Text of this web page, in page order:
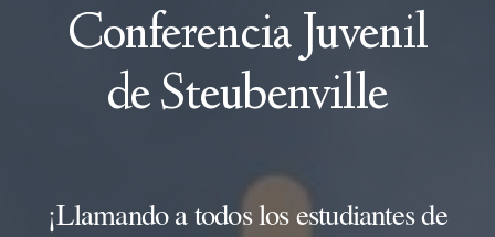
Conferencia Juvenil
de Steubenville
¡Llamando a todos los estudiantes de